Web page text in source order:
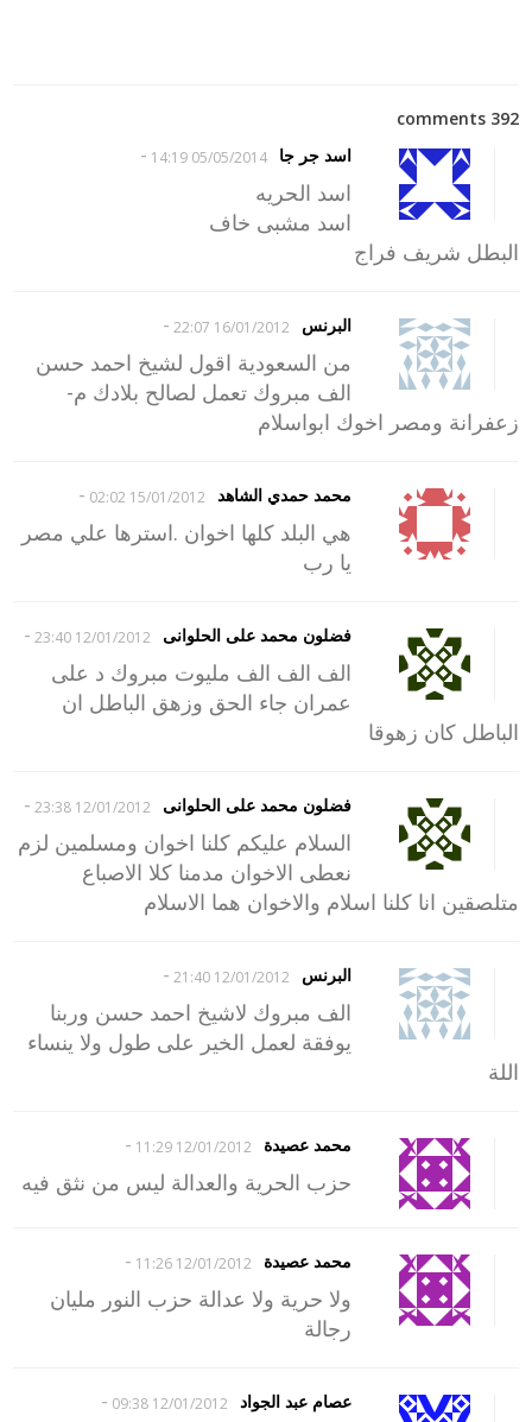
392 comments
اسد جر جا
05/05/2014 14:19
-
اسد الحريه
اسد مشبى خاف
البطل شريف فراج
البرنس 16/01/2012 22:07
-
من السعودية اقول لشيخ احمد حسن
الف مبروك تعمل لصالح بلادك م-
زعفرانة ومصر اخوك ابواسلام
محمد حمدي الشاهد 15/01/2012 02:02
-
هي البلد كلها اخوان .استرها علي مصر
يا رب
فضلون محمد على الحلوانى 12/01/2012 23:40
-
الف الف الف مليوت مبروك د على
عمران جاء الحق وزهق الباطل ان
الباطل كان زهوقا
فضلون محمد على الحلوانى 12/01/2012 23:38
-
السلام عليكم كلنا اخوان ومسلمين لزم
نعطى الاخوان مدمنا كلا الاصباع
متلصقين انا كلنا اسلام والاخوان هما الاسلام
البرنس 12/01/2012 21:40
-
الف مبروك لاشيخ احمد حسن وربنا
يوفقة لعمل الخير على طول ولا ينساء
اللة
محمد عصيدة 12/01/2012 11:29
-
حزب الحرية والعدالة ليس من نثق فيه
محمد عصيدة 12/01/2012 11:26
-
ولا حرية ولا عدالة حزب النور مليان
رجالة
عصام عبد الجواد 12/01/2012 09:38
-